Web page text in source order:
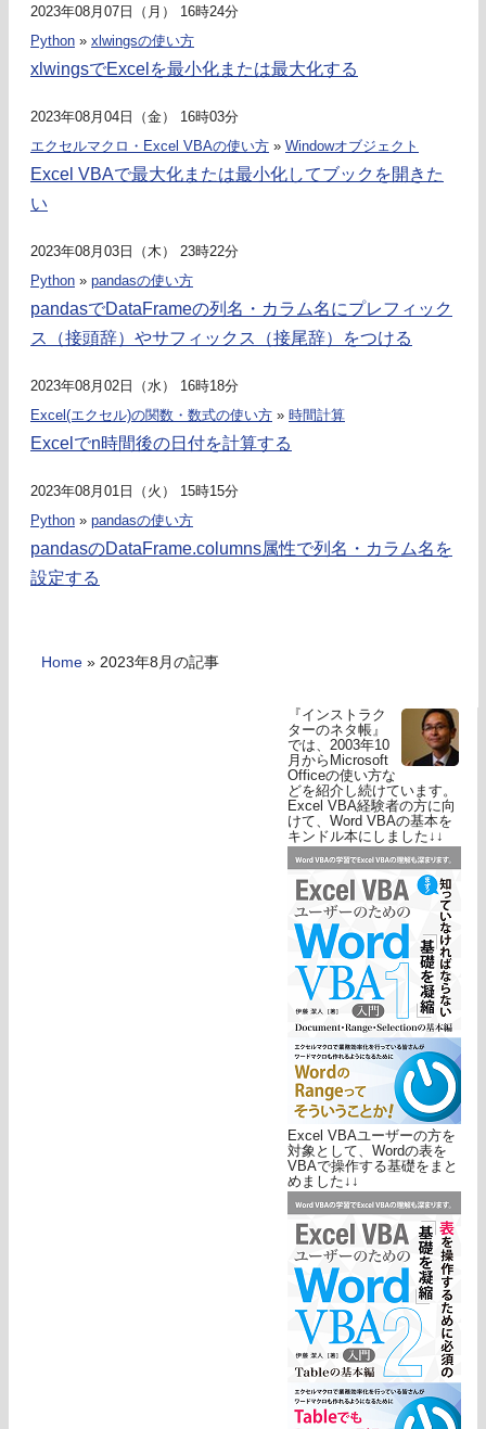
2023年08月07日（月） 16時24分
Python » xlwingsの使い方
xlwingsでExcelを最小化または最大化する
2023年08月04日（金） 16時03分
エクセルマクロ・Excel VBAの使い方 » Windowオブジェクト
Excel VBAで最大化または最小化してブックを開きた
い
2023年08月03日（木） 23時22分
Python » pandasの使い方
pandasでDataFrameの列名・カラム名にプレフィック
ス（接頭辞）やサフィックス（接尾辞）をつける
2023年08月02日（水） 16時18分
Excel(エクセル)の関数・数式の使い方 » 時間計算
Excelでn時間後の日付を計算する
2023年08月01日（火） 15時15分
Python » pandasの使い方
pandasのDataFrame.columns属性で列名・カラム名を
設定する
Home » 2023年8月の記事
『インストラク
ターのネタ帳』
では、2003年10
月からMicrosoft
Officeの使い方な
どを紹介し続けています。
Excel VBA経験者の方に向
けて、Word VBAの基本を
キンドル本にしました↓↓
Excel VBAユーザーの方を
対象として、Wordの表を
VBAで操作する基礎をまと
めました↓↓